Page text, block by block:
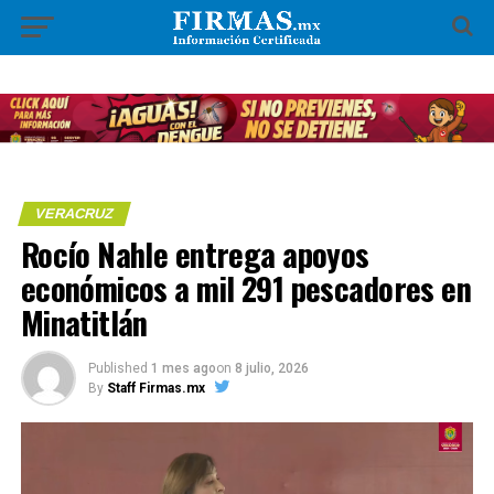
VERACRUZ
Rocío Nahle entrega apoyos
económicos a mil 291 pescadores en
Minatitlán
Published 1 mes agoon 8 julio, 2026
By Staff Firmas.mx